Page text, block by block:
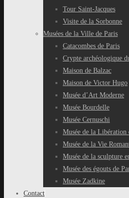
Tour Saint-Jacques
Visite de la Sorbonne
Musées de la Ville de Paris
Catacombes de Paris
Crypte archéologique
Maison de Balzac
Maison de Victor Hugo
Musée d’Art Moderne
Musée Bourdelle
Musée Cernuschi
Musée de la Libération
Musée de la Vie
Musée de la sculpture
Musée des égouts de
Musée Zadkine
Contact